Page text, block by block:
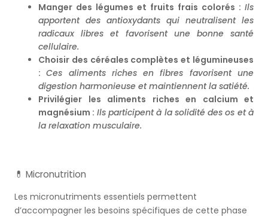
Manger des légumes et fruits frais colorés : Ils
apportent des antioxydants qui neutralisent les
radicaux libres et favorisent une bonne santé
cellulaire.
Choisir des céréales complètes et légumineuses
:Ces aliments riches en fibres favorisent une
digestion harmonieuse et maintiennent la satiété.
Privilégier les aliments riches en calcium et
magnésium : Ils participent à la solidité des os et à
la relaxation musculaire.
💊 Micronutrition
Les micronutriments essentiels permettent
d’accompagner les besoins spécifiques de cette phase